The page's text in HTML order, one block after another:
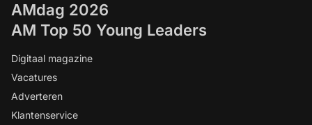
AMdag 2026
AM Top 50 Young Leaders
Digitaal magazine
Vacatures
Adverteren
Klantenservice